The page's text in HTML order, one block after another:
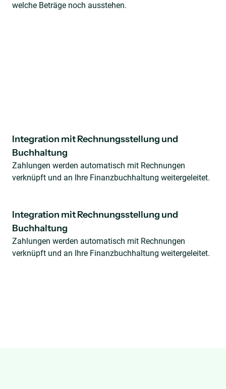
welche Beträge noch ausstehen.
Integration mit Rechnungsstellung und
Buchhaltung
Zahlungen werden automatisch mit Rechnungen
verknüpft und an Ihre Finanzbuchhaltung weitergeleitet.
Integration mit Rechnungsstellung und
Buchhaltung
Zahlungen werden automatisch mit Rechnungen
verknüpft und an Ihre Finanzbuchhaltung weitergeleitet.